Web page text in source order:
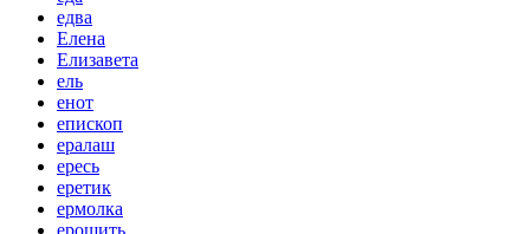
едва
Елена
Елизавета
ель
енот
епископ
ералаш
ересь
еретик
ермолка
ерошить